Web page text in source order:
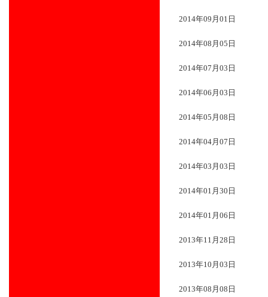
2014年09月01日
2014年08月05日
2014年07月03日
2014年06月03日
2014年05月08日
2014年04月07日
2014年03月03日
2014年01月30日
2014年01月06日
2013年11月28日
2013年10月03日
2013年08月08日